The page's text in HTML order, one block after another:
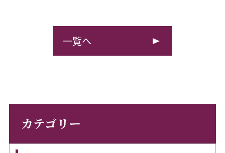
一覧へ
カテゴリー